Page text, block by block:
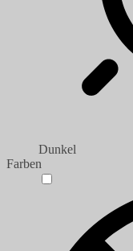
Dunkel
Farben